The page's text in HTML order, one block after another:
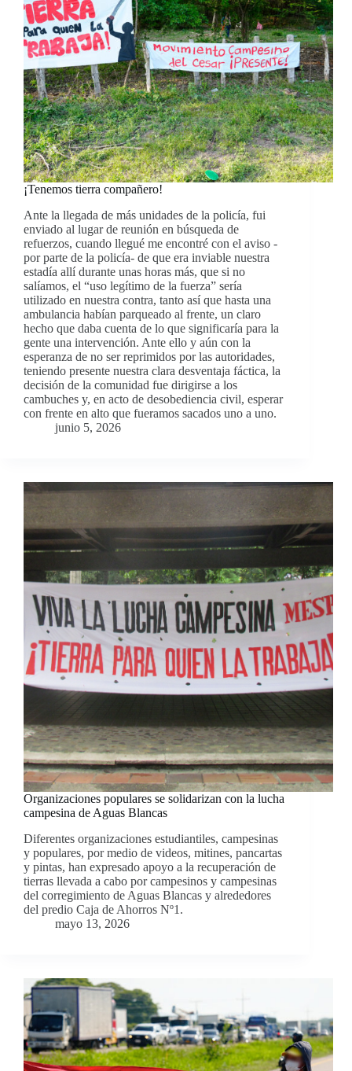
¡Tenemos tierra compañero!
Ante la llegada de más unidades de la policía, fui
enviado al lugar de reunión en búsqueda de
refuerzos, cuando llegué me encontré con el aviso -
por parte de la policía- de que era inviable nuestra
estadía allí durante unas horas más, que si no
salíamos, el “uso legítimo de la fuerza” sería
utilizado en nuestra contra, tanto así que hasta una
ambulancia habían parqueado al frente, un claro
hecho que daba cuenta de lo que significaría para la
gente una intervención. Ante ello y aún con la
esperanza de no ser reprimidos por las autoridades,
teniendo presente nuestra clara desventaja fáctica, la
decisión de la comunidad fue dirigirse a los
cambuches y, en acto de desobediencia civil, esperar
con frente en alto que fueramos sacados uno a uno.
junio 5, 2026
Organizaciones populares se solidarizan con la lucha
campesina de Aguas Blancas
Diferentes organizaciones estudiantiles, campesinas
y populares, por medio de videos, mitines, pancartas
y pintas, han expresado apoyo a la recuperación de
tierras llevada a cabo por campesinos y campesinas
del corregimiento de Aguas Blancas y alrededores
del predio Caja de Ahorros Nº1.
mayo 13, 2026